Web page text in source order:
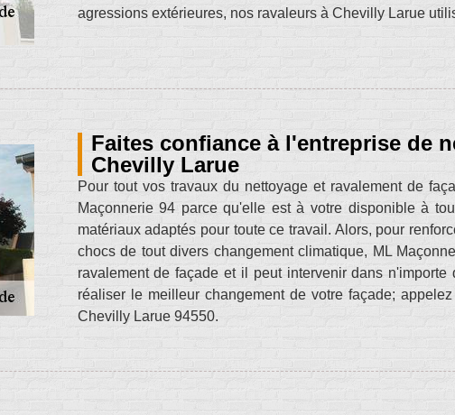
agressions extérieures, nos ravaleurs à Chevilly Larue
Faites confiance à l'entreprise de
Chevilly Larue
Pour tout vos travaux du nettoyage et ravalement de
Maçonnerie 94 parce qu'elle est à votre disponible à
matériaux adaptés pour toute ce travail. Alors, pour
chocs de tout divers changement climatique, ML
ravalement de façade et il peut intervenir dans
réaliser le meilleur changement de votre façade;
Chevilly Larue 94550.